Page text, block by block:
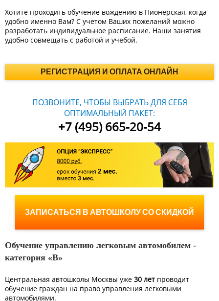
Хотите проходить обучение вождению в Пионерская, когда
удобно именно Вам? С учетом Ваших пожеланий можно
разработать индивидуальное расписание. Наши занятия
удобно совмещать с работой и учебой.
РЕГИСТРАЦИЯ И ОПЛАТА ОНЛАЙН
ПОЗВОНИТЕ, ЧТОБЫ ВЫБРАТЬ ДЛЯ СЕБЯ
ОПТИМАЛЬНЫЙ ПАКЕТ:
+7 (495) 665-20-54
ЗАПИСАТЬСЯ В АВТОШКОЛУ СО СКИДКОЙ
Обучение управлению легковым автомобилем -
категория «B»
Центральная автошколы Москвы уже 30 лет проводит
обучение граждан на право управления легковыми
автомобилями.